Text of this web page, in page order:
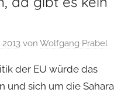
2013 von Wolfgang Prabel
der EU würde das
und sich um die Sahara